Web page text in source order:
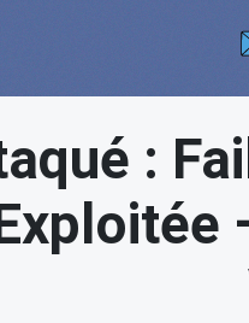
: